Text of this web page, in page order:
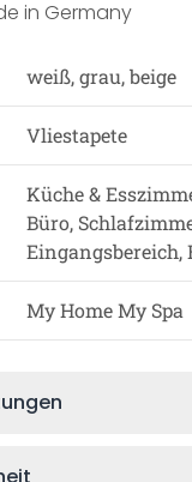
in Germany
weiß, grau, beige
Vliestapete
Küche &
Büro,
Eingangsbereich,
My Home My Spa